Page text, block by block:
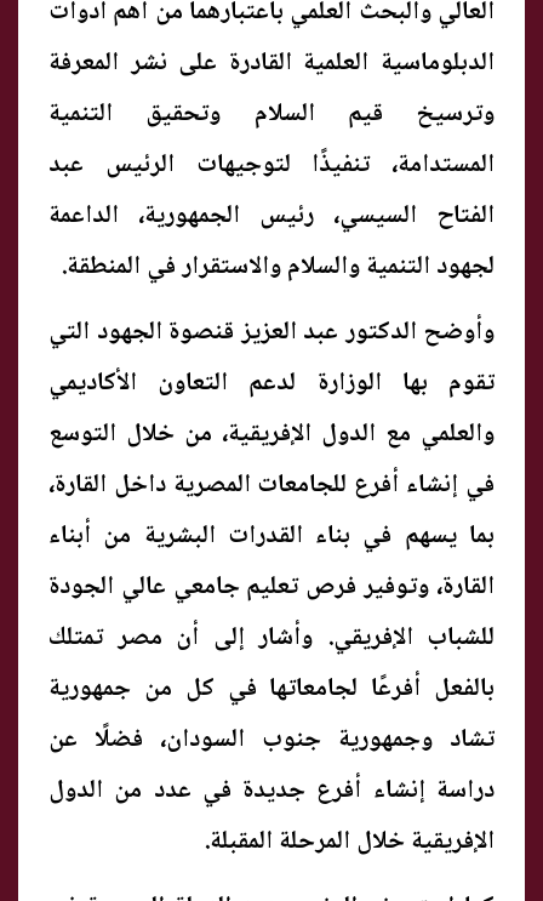
العالي والبحث العلمي باعتبارهما من أهم أدوات
الدبلوماسية العلمية القادرة على نشر المعرفة
وترسيخ قيم السلام وتحقيق التنمية
المستدامة، تنفيذًا لتوجيهات الرئيس عبد
الفتاح السيسي، رئيس الجمهورية، الداعمة
لجهود التنمية والسلام والاستقرار في المنطقة.
وأوضح الدكتور عبد العزيز قنصوة الجهود التي
تقوم بها الوزارة لدعم التعاون الأكاديمي
والعلمي مع الدول الإفريقية، من خلال التوسع
في إنشاء أفرع للجامعات المصرية داخل القارة،
بما يسهم في بناء القدرات البشرية من أبناء
القارة، وتوفير فرص تعليم جامعي عالي الجودة
للشباب الإفريقي. وأشار إلى أن مصر تمتلك
بالفعل أفرعًا لجامعاتها في كل من جمهورية
تشاد وجمهورية جنوب السودان، فضلًا عن
دراسة إنشاء أفرع جديدة في عدد من الدول
الإفريقية خلال المرحلة المقبلة.